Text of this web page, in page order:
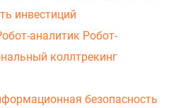
инвестиций
аналитик Робот-
коллтрекинг
безопасность